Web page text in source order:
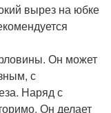
вырез на юбке
Он может
с
Наряд с
Он делает